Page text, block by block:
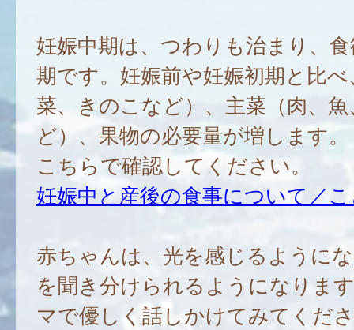
妊娠中期は、つわりも治まり、
期です。妊娠前や妊娠初期と比
菜、きのこなど）、主菜（肉、
ど）、果物の必要量が増します。
こちらで確認してください。
妊娠中と産後の食事について／
赤ちゃんは、光を感じるように
を聞き分けられるようになりま
マで優しく話しかけてみてくだ